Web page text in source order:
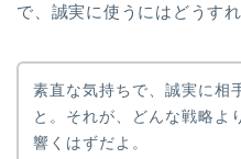
で、誠実に使うにはどうす
素直な気持ちで、誠実に相
と。それが、どんな戦略よ
響くはずだよ。